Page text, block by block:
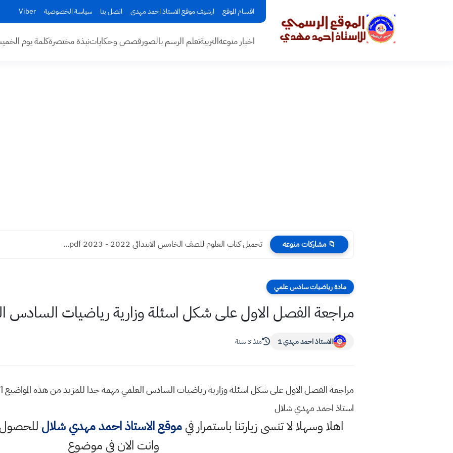
اقسام الموقع ارشيف موقع الاستاذ احمد مهدي اتصل بنا سياسة الخصوصية Viber
اخبار منوعهالتربيةتعلم الرسم بالصورقصص وحكاياتنبذة مختصرةكلمة يوم
📁 مشاركات منوعه تحميل كتاب العلوم للصف الخامس الابتدائي 2022 - 2023 pdf...
مادة رياضيات سادس علمي
مراجعة الفصل الاول على شكل اسئلة وزارية رياضيات السادس
الاستاذ احمد مهدي 1 منذ 3 سنة
مراجعة الفصل الاول على شكل اسئلة وزارية رياضيات السادس العلمي مهمة جدا للمزيد من هذه
استاذ احمد مهدي شلال
اهلا وسهلالا تنسى زيارتنا باستمرار فيموقع الاستاذ احمد مهدي شلال
وانت الان في موضوع